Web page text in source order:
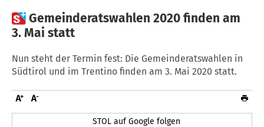
Gemeinderatswahlen 2020 finden am
3. Mai statt
Nun steht der Termin fest: Die Gemeinderatswahlen in
Südtirol und im Trentino finden am 3. Mai 2020 statt.
STOL auf Google folgen